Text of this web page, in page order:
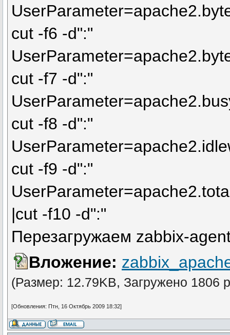
cut -f6 -d":"
cut -f7 -d":"
cut -f8 -d":"
cut -f9 -d":"
|cut -f10 -d":"
Перезагружаем zabbix-
Вложение:
(Размер: 12.79KB, Загружено 1806
[Обновления: Птн, 16 Октябрь 2009 18:32]